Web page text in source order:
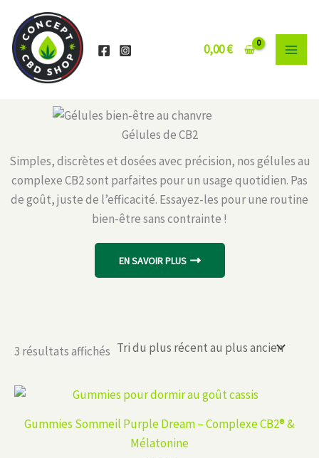
contenu
0,00€
Gélules de CB2
Simples, discrètes et dosées avec précision, nos gélules au
complexe CB2 sont parfaites pour un usage quotidien. Pas
de goût, juste de l’efficacité. Essayez-les pour une routine
bien-être sans contrainte !
EN SAVOIR PLUS
3 résultats affichés Trié
au
ancien
Gummies Sommeil Purple Dream – Complexe CB2® &
Mélatonine